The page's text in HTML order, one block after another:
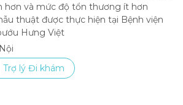
hơn và mức độ tổn thương ít hơn
thuật được thực hiện tại Bệnh viện
Hưng Việt
Trợ lý Đi khám